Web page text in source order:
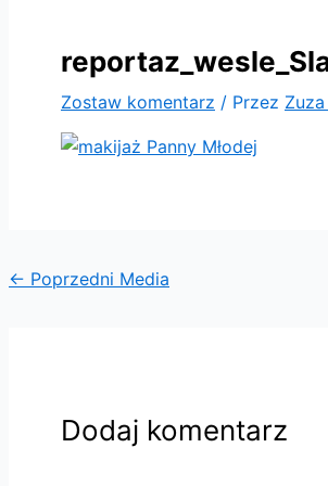
Zostaw komentarz / Przez
← Poprzedni Media
Dodaj komentarz